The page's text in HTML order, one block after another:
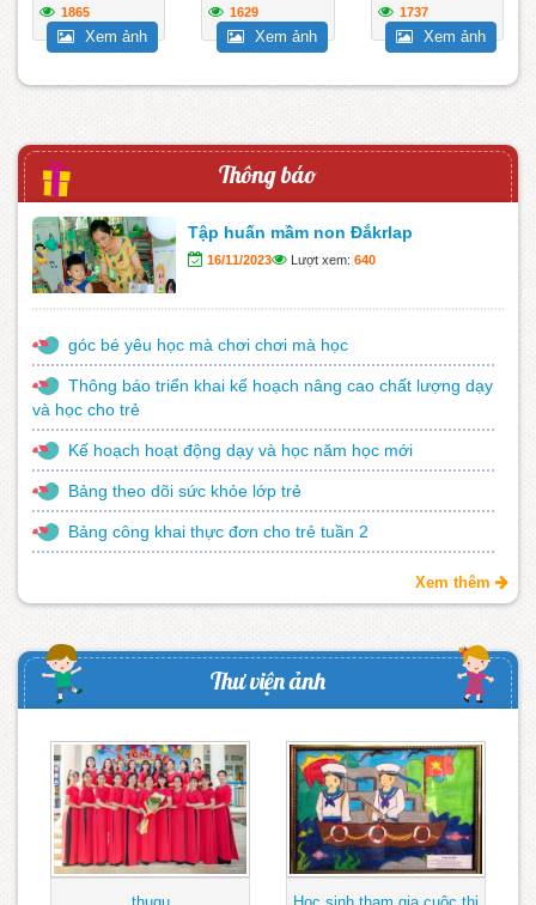
1865
Xem ảnh
1629
Xem ảnh
1737
Xem ảnh
Thông báo
Tập huấn mầm non Đắkrlap
16/11/2023 Lượt xem: 640
góc bé yêu học mà chơi chơi mà học
Thông báo triển khai kế hoạch nâng cao chất lượng dạy
và học cho trẻ
Kế hoạch hoạt động dạy và học năm học mới
Bảng theo dõi sức khỏe lớp trẻ
Bảng công khai thực đơn cho trẻ tuần 2
Bảng công khai thực đơn tuần 1
Xem thêm
Thư viện ảnh